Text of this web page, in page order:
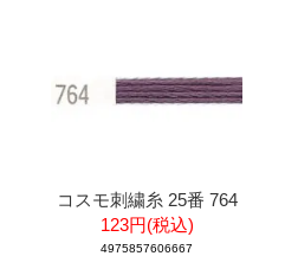
コスモ刺繍糸 25番 764
123円(税込)
4975857606667